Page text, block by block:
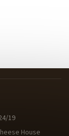
19
House